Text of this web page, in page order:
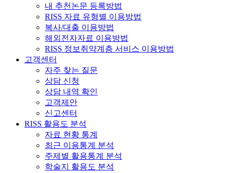
내 추천논문 등록방법
RISS 자료 유형별 이용방법
복사/대출 이용방법
해외전자자료 이용방법
RISS 정보취약계층 서비스 이용방법
고객센터
자주 찾는 질문
상담 신청
상담 내역 확인
고객제안
신고센터
RISS 활용도 분석
자료 현황 통계
최근 이용통계 분석
주제별 활용통계 분석
학술지 활용도 분석